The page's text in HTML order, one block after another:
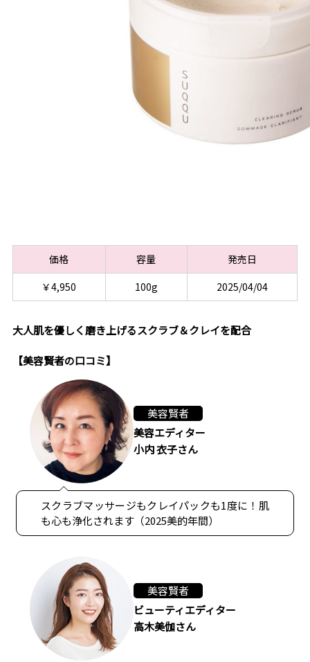
価格 容量
発売日
￥4,950
100g 2025/04/04
大人肌を優しく磨き上げるスクラブ＆クレイを配合
【美容賢者の口コミ】
美容賢者
美容エディター
小内 衣子さん
スクラブマッサージもクレイパックも1度に！肌
も心も浄化されます（2025美的年間）
美容賢者
ビューティエディター
高木美伽さん